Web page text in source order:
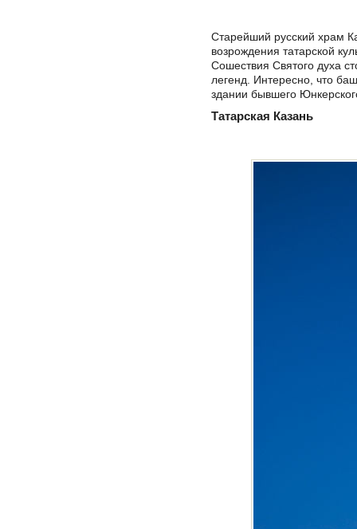
Старейший русский храм
возрождения татарской
Сошествия Святого духа
легенд. Интересно, что
здании бывшего
Татарская Казань